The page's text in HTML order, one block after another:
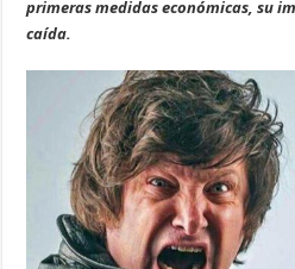
primeras medidas económicas, su
caída.